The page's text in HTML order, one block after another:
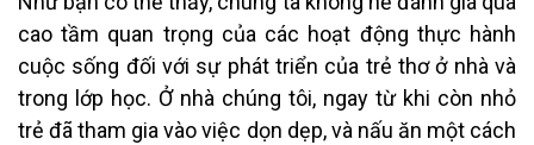
cao tầm quan trọng của các hoạt động thực hành
cuộc sống đối với sự phát triển của trẻ thơ ở nhà và
trong lớp học. Ở nhà chúng tôi, ngay từ khi còn nhỏ
trẻ đã tham gia vào việc dọn dẹp, và nấu ăn một cách